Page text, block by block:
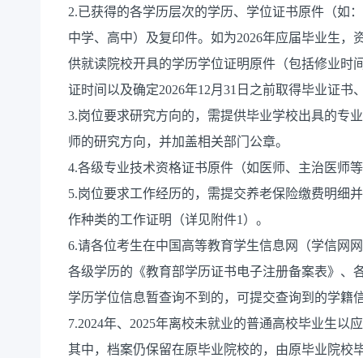
2.已获得的各学历层次的学历、学位证书原件（如
中学、高中）及复印件。如为2026年应届毕业生
供就读院校开具的学历学位证明原件（包括修业时
证时间以及确定2026年12月31日之前取得毕业证书
3.岗位要求研究方向的，需提供毕业学校出具的专
师的研究方向，并加盖相关部门公章。
4.各级专业技术资格证书原件（如医师、主治医师
5.岗位要求工作经历的，需提交养老保险缴费明细
作种类的工作证明（详见附件1）。
6.请各位考生在中国高等教育学生信息网（学信网
各级学历的《教育部学历证书电子注册备案表》、
学历学位信息暂查询不到的，可提交查询到的学籍
7.2024年、2025年离校未就业的普通高校毕业生以
其中，档案仍保留在原毕业院校的，由原毕业院校